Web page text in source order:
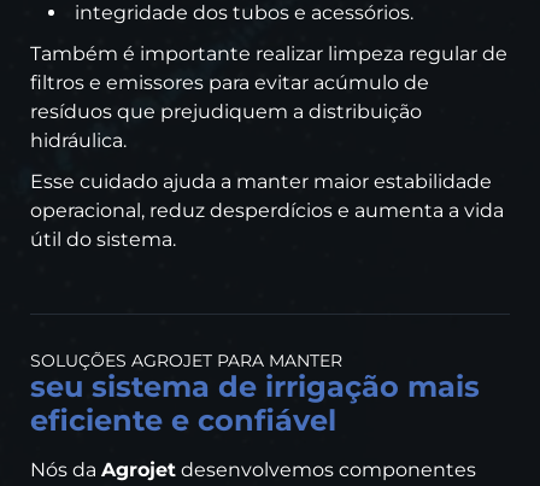
integridade dos tubos e acessórios.
Também é importante realizar limpeza regular de
filtros e emissores para evitar acúmulo de
resíduos que prejudiquem a distribuição
hidráulica.
Esse cuidado ajuda a manter maior estabilidade
operacional, reduz desperdícios e aumenta a vida
útil do sistema.
SOLUÇÕES AGROJET PARA MANTER
seu sistema de irrigação mais
eficiente e confiável
Nós da Agrojet desenvolvemos componentes